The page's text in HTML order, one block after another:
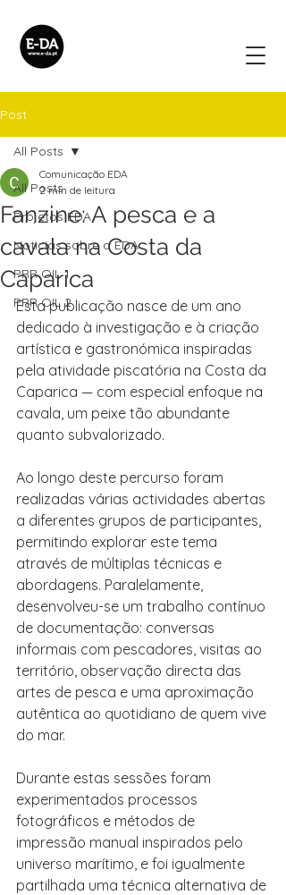
Post
All Posts
Projetos EDA
Noticias sobre a EDA
PRR OIL 1
PRR OIL 2
All Posts
Fanzine: A pesca e a
cavala na Costa da
Caparica
Comunicação EDA
2 min de leitura
Esta publicação nasce de um ano
dedicado à investigação e à criação
artística e gastronómica inspiradas
pela atividade piscatória na Costa da
Caparica — com especial enfoque na
cavala, um peixe tão abundante
quanto subvalorizado.
Ao longo deste percurso foram
realizadas várias actividades abertas
a diferentes grupos de participantes,
permitindo explorar este tema
através de múltiplas técnicas e
abordagens. Paralelamente,
desenvolveu-se um trabalho contínuo
de documentação: conversas
informais com pescadores, visitas ao
território, observação directa das
artes de pesca e uma aproximação
autêntica ao quotidiano de quem vive
do mar.
Durante estas sessões foram
experimentados processos
fotográficos e métodos de
impressão manual inspirados pelo
universo marítimo, e foi igualmente
partilhada uma técnica alternativa de